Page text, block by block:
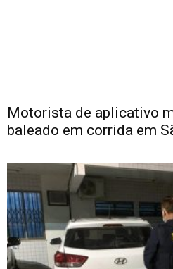
Motorista de aplicativo
baleado em corrida em